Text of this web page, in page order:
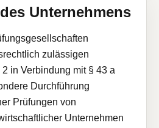
Unternehmens
zulässigen
in Verbindung mit § 43 a
Durchführung
Prüfungen von
Unternehmen